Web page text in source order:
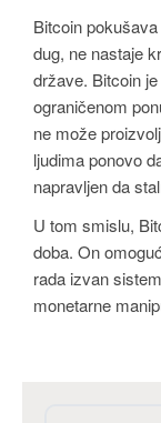
Bitcoin
dug, ne nastaje
države. Bitcoin
ograničenom
ne može
ljudima ponovo
napravljen da
U tom smislu,
doba. On
rada izvan
monetarne